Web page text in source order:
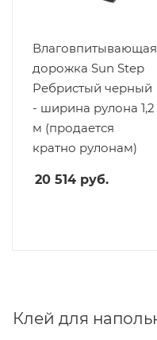
Влаговпитывающая
дорожка Sun Step
Ребристый черный
- ширина рулона 1,2
м (продается
кратно рулонам)
20 514 руб.
Клей для